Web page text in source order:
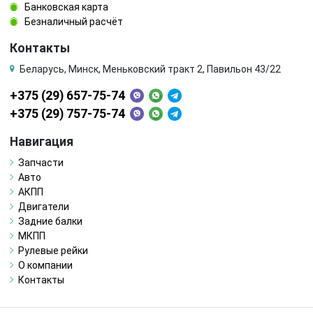
Банковская карта
Безналичный расчёт
Контакты
Беларусь, Минск, Меньковский тракт 2, Павильон 43/22
+375 (29) 657-75-74
+375 (29) 757-75-74
Навигация
Запчасти
Авто
АКПП
Двигатели
Задние балки
МКПП
Рулевые рейки
О компании
Контакты